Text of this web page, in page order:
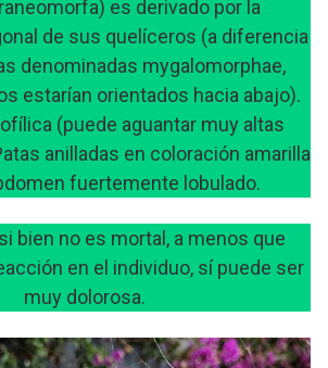
es derivado por la
de sus quelíceros (a diferencia
denominadas mygalomorphae,
estarían orientados hacia abajo).
(puede aguantar muy altas
anilladas en coloración amarilla
fuertemente lobulado.
bien no es mortal, a menos que
en el individuo, sí puede ser
muy dolorosa.